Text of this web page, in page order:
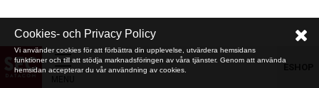
Cookies- och Privacy Policy
Vi använder cookies för att förbättra din upplevelse, utvärdera hemsidans
funktioner och till att stödja marknadsföringen av våra tjänster. Genom att använda
hemsidan accepterar du vår användning av cookies.